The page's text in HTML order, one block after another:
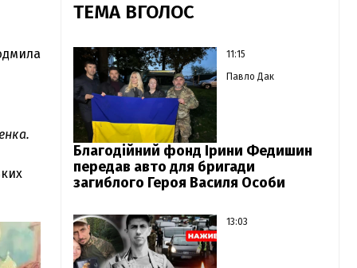
ТЕМА ВГОЛОС
11:15
Павло Дак
Благодійний фонд Ірини Федишин
передав авто для бригади
загиблого Героя Василя Особи
13:03